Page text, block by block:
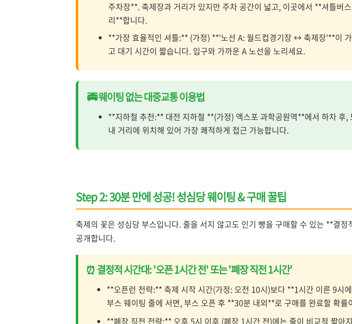
주차장**. 축제장과 거리가 있지만 주차 공간이 넓고, 이곳에서 **셔틀버
리**합니다.
**가장 효율적인 셔틀:** (가정) **'노선 A: 월드컵경기장 ↔ 축제장'**이
고 대기 시간이 짧습니다. 입구와 가까운 A 노선을 노리세요.
🚎 웨이팅 없는 대중교통 이용법
**지하철 추천:** 대전 지하철 **(가정) 엑스포 과학공원역**에서 하차 후,
내 거리에 위치해 있어 가장 쾌적하게 접근 가능합니다.
Step 2: 30분 만에 성공! 성심당 웨이팅 & 구매 꿀팁
축제의 꽃은 성심당 부스입니다. 줄을 서지 않고도 인기 빵을 구매할 수 있는 **결
공개합니다.
⏰ 결정적 시간대: '오픈 1시간 전' 또는 '폐장 직전 1시간'
**오픈런 전략:** 축제 시작 시간(가정: 오전 10시)보다 **1시간 이른 9시
부스 웨이팅 줄에 서면, 부스 오픈 후 **30분 내외**로 구매를 완료할 확률
**폐장 직전 전략:** 오후 5시 이후 (폐장 1시간 전)에는 줄이 비교적 짧아